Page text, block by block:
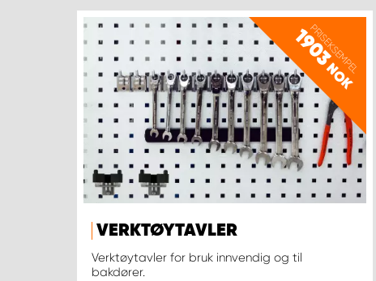
PRISEKSEMPEL
1903
NOK
VERKTØYTAVLER
Verktøytavler for bruk innvendig og til
bakdører.